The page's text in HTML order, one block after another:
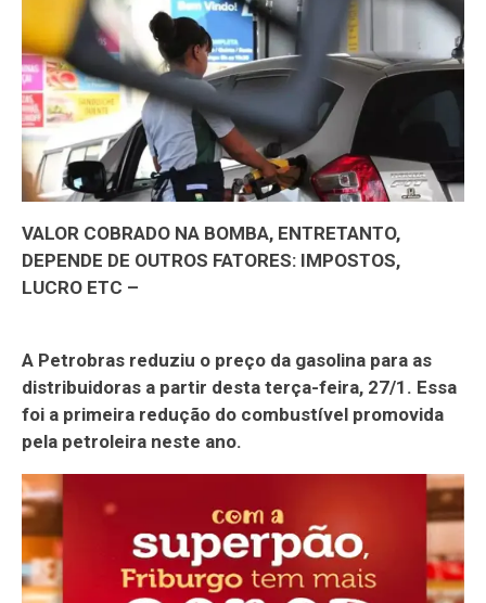
VALOR COBRADO NA BOMBA, ENTRETANTO,
DEPENDE DE OUTROS FATORES: IMPOSTOS,
LUCRO ETC –
A Petrobras reduziu o preço da gasolina para as
distribuidoras a partir desta terça-feira, 27/1. Essa
foi a primeira redução do combustível promovida
pela petroleira neste ano.